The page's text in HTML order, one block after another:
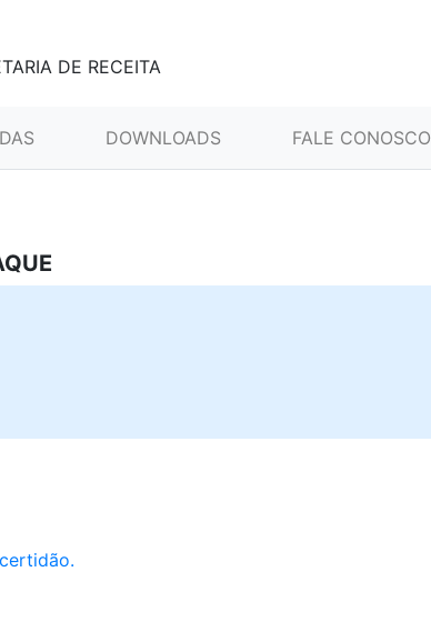
DE RECEITA
DOWNLOADS FALE CONOSCO